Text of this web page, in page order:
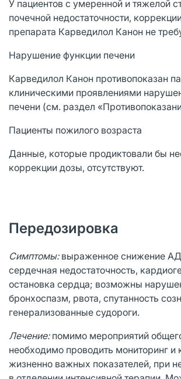
У пациентов с умеренной и тяжелой
почечной недостаточности,
препарата Карведилол Канон не
Нарушение функции печени
Карведилол Канон противопоказан
клиническими проявлениями
печени (см. раздел
Пациенты пожилого возраста
Данные, которые продиктовали бы
коррекции дозы, отсутствуют.
Передозировка
Симптомы:выраженное снижение
сердечная недостаточность,
остановка сердца; возможны
бронхоспазм, рвота, спутанность
генерализованные судороги.
Лечение:помимо мероприятий
необходимо проводить мониторинг
жизненно важных показателей, при